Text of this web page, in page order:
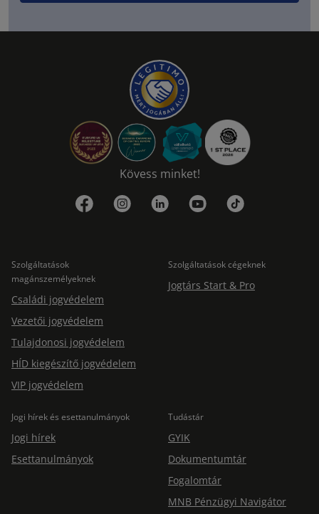
Kövess minket!
Szolgáltatások
magánszemélyeknek
Családi jogvédelem
Vezetői jogvédelem
Tulajdonosi jogvédelem
HÍD kiegészítő jogvédelem
VIP jogvédelem
Szolgáltatások cégeknek
Jogtárs Start & Pro
Jogi hírek és esettanulmányok
Jogi hírek
Esettanulmányok
Tudástár
GYIK
Dokumentumtár
Fogalomtár
MNB Pénzügyi Navigátor